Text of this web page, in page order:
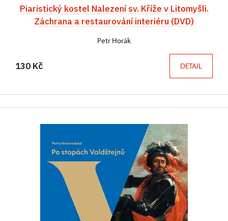
Piaristický kostel Nalezení sv. Kříže v Litomyšli.
Záchrana a restaurování interiéru (DVD)
Petr Horák
130 Kč DETAIL